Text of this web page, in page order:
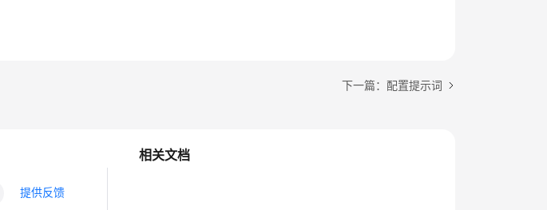
下一篇：配置提示词
相关文档
提供反馈